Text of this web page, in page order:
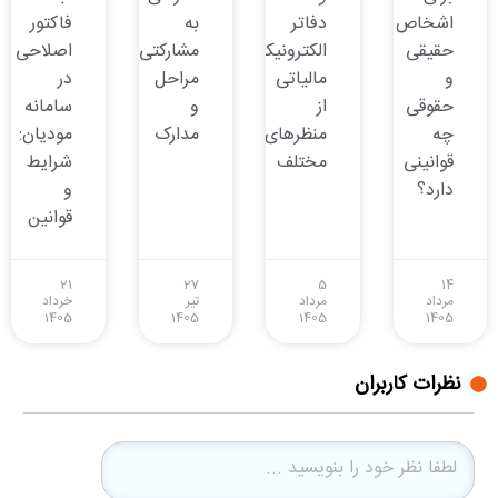
اشخاص
حقیقی
و
حقوقی
چه
قوانینی
دارد؟
14
مرداد
1405
دفاتر
الکترونیکی
مالیاتی
از
منظرهای
مختلف
5
مرداد
1405
به
مشارکتی:
مراحل
و
مدارک
27
تیر
1405
فاکتور
اصلاحی
در
سامانه
مودیان:
شرایط
و
قوانین
21
خرداد
1405
نظرات کاربران